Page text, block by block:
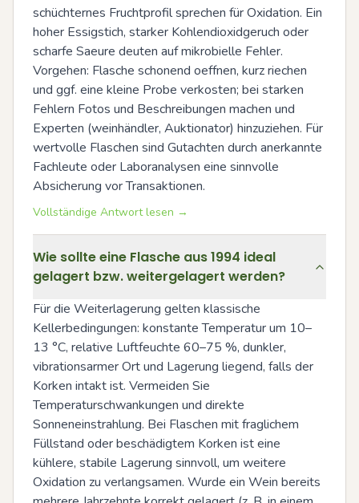
schüchternes Fruchtprofil sprechen für Oxidation. Ein
hoher Essigstich, starker Kohlendioxidgeruch oder
scharfe Saeure deuten auf mikrobielle Fehler.
Vorgehen: Flasche schonend oeffnen, kurz riechen
und ggf. eine kleine Probe verkosten; bei starken
Fehlern Fotos und Beschreibungen machen und
Experten (weinhändler, Auktionator) hinzuziehen. Für
wertvolle Flaschen sind Gutachten durch anerkannte
Fachleute oder Laboranalysen eine sinnvolle
Absicherung vor Transaktionen.
Vollständige Antwort lesen →
Wie sollte eine Flasche aus 1994 ideal
gelagert bzw. weitergelagert werden?
Für die Weiterlagerung gelten klassische
Kellerbedingungen: konstante Temperatur um 10–
13 °C, relative Luftfeuchte 60–75 %, dunkler,
vibrationsarmer Ort und Lagerung liegend, falls der
Korken intakt ist. Vermeiden Sie
Temperaturschwankungen und direkte
Sonneneinstrahlung. Bei Flaschen mit fraglichem
Füllstand oder beschädigtem Korken ist eine
kühlere, stabile Lagerung sinnvoll, um weitere
Oxidation zu verlangsamen. Wurde ein Wein bereits